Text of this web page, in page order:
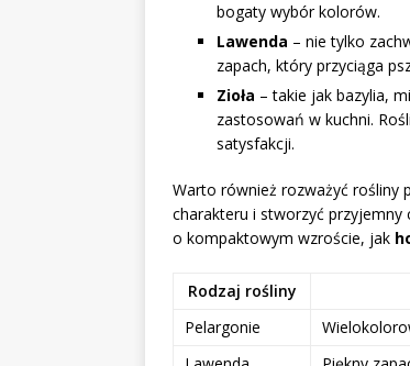
bogaty wybór kolorów.
Lawenda – nie tylko
zapach, który przyciąga
Zioła – takie jak bazylia,
zastosowań w kuchni.
satysfakcji.
Warto również rozważyć rośliny
charakteru i stworzyć przyjemny
o kompaktowym wzroście, jak
Rodzaj rośliny
Pelargonie